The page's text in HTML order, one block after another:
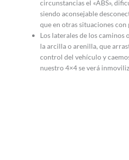
circunstancias el «ABS»,
siendo aconsejable
que en otras situaciones con
Los laterales de los caminos
la arcilla o arenilla, que
control del vehículo y
nuestro 4×4 se verá